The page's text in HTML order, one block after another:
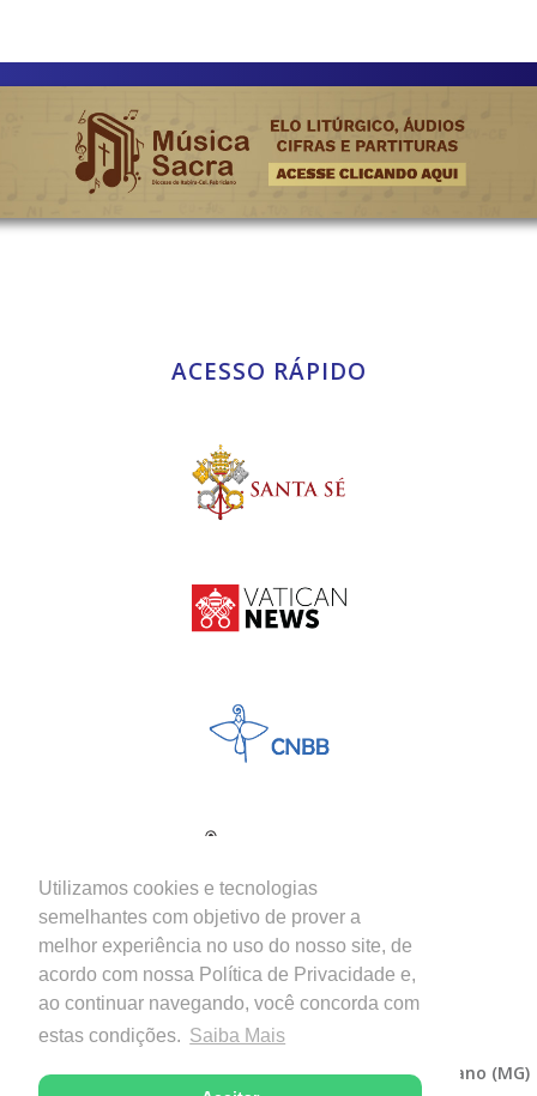
Utilizamos cookies e tecnologias
semelhantes com objetivo de prover a
melhor experiência no uso do nosso site, de
acordo com nossa Política de Privacidade e,
ao continuar navegando, você concorda com
estas condições. Saiba Mais
ACESSO RÁPIDO
Copyright © 2026 - Diocese de Itabira-Coronel Fabriciano (MG)